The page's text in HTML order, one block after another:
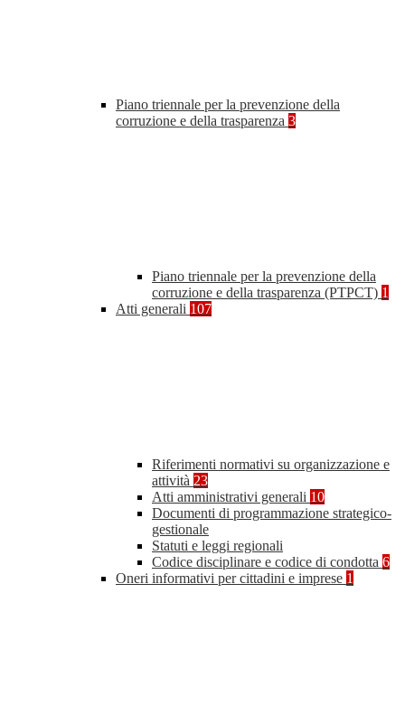
Piano triennale per la prevenzione della
corruzione e della trasparenza 3
Piano triennale per la prevenzione della
corruzione e della trasparenza (PTPCT) 1
Atti generali 107
Riferimenti normativi su organizzazione e
attività 23
Atti amministrativi generali 10
Documenti di programmazione strategico-
gestionale
Statuti e leggi regionali
Codice disciplinare e codice di condotta 6
Oneri informativi per cittadini e imprese 1